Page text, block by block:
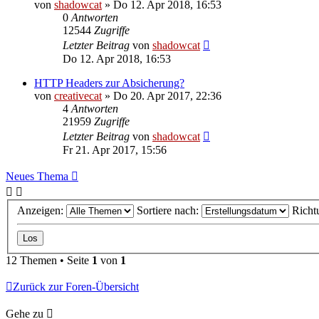
von shadowcat » Do 12. Apr 2018, 16:53
0 Antworten
12544 Zugriffe
Letzter Beitrag von shadowcat
Do 12. Apr 2018, 16:53
HTTP Headers zur Absicherung?
von creativecat » Do 20. Apr 2017, 22:36
4 Antworten
21959 Zugriffe
Letzter Beitrag von shadowcat
Fr 21. Apr 2017, 15:56
Neues Thema
Anzeigen: Sortiere nach:
12 Themen • Seite 1 von 1
Zurück zur Foren-Übersicht
Gehe zu